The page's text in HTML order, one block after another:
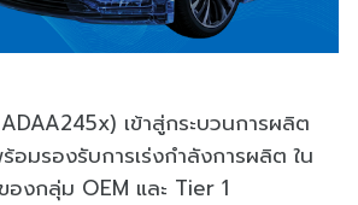
เข้าสู่กระบวนการผลิต
อมรองรับการเร่งกำลังการผลิต ใน
องกลุ่ม OEM และ Tier 1